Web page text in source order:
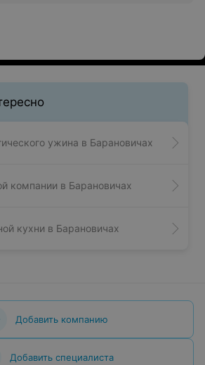
ужина в Барановичах
компании в Барановичах
кухни в Барановичах
Добавить компанию
Добавить специалиста